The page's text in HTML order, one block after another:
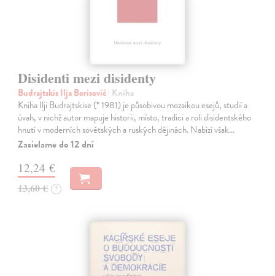
Disidenti mezi disidenty
Budrajtskis Ilja Borisovič| Kniha
Kniha Ilji Budrajtskise (* 1981) je působivou mozaikou esejů, studií a
úvah, v nichž autor mapuje historii, místo, tradici a roli disidentského
hnutí v moderních sovětských a ruských dějinách. Nabízí však…
Zasielame do 12 dní
12,24 €
13,60 € ?